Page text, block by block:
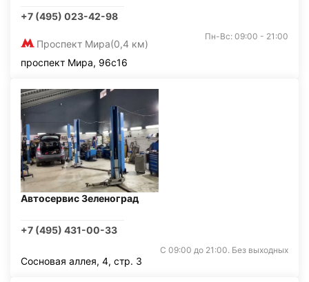
+7 (495) 023-42-98
Проспект Мира(0,4 км)
Пн-Вс: 09:00 - 21:00
проспект Мира, 96с16
Автосервис Зеленоград
+7 (495) 431-00-33
С 09:00 до 21:00. Без выходных
Сосновая аллея, 4, стр. 3